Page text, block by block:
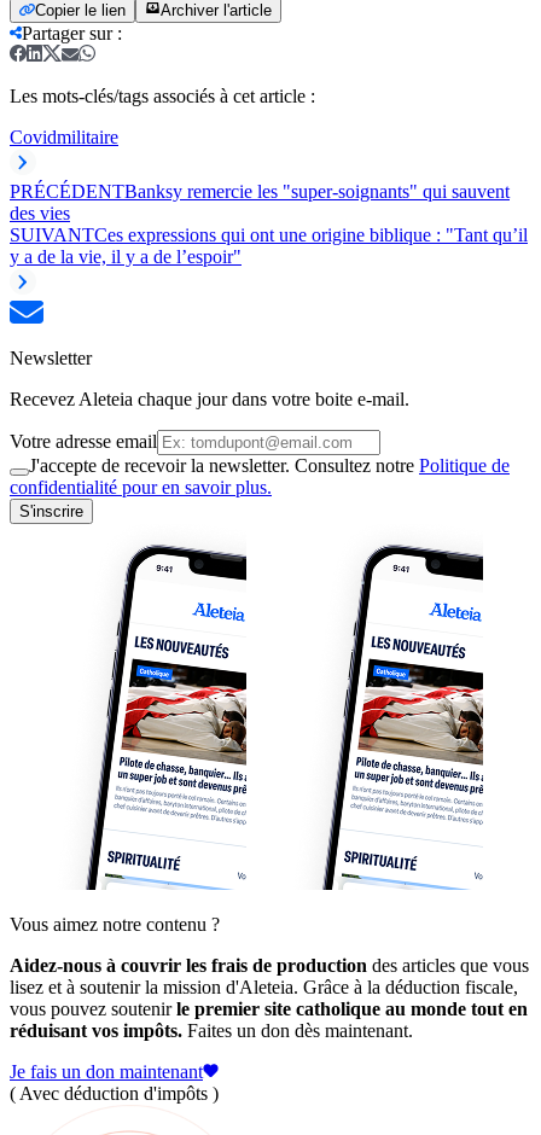
Copier le lien Archiver l'article
Partager sur:
Les mots-clés/tags associés à cet article :
Covidmilitaire
PRÉCÉDENTBanksy remercie les "super-soignants" qui sauvent
des vies
SUIVANTCes expressions qui ont une origine biblique : "Tant qu’il
y a de la vie, il y a de l’espoir"
Newsletter
Recevez Aleteia chaque jour dans votre boite e-mail.
Votre adresse email
J'accepte de recevoir la newsletter. Consultez notre Politique de
confidentialité pour en savoir plus.
S'inscrire
Vous aimez notre contenu ?
Aidez-nous à couvrir les frais de production des articles que vous
lisez et à soutenir la mission d'Aleteia. Grâce à la déduction fiscale,
vous pouvez soutenirle premier site catholique au monde tout en
réduisant vos impôts. Faites un don dès maintenant.
Je fais un don maintenant
( Avec déduction d'impôts )